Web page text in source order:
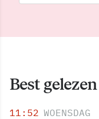
Best gelezen
11:52 WOENSDAG